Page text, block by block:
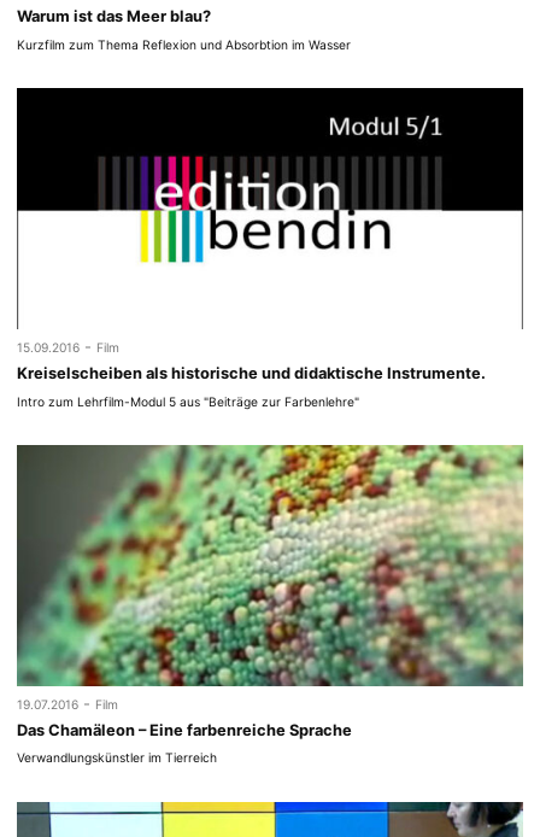
Warum ist das Meer blau?
Kurzfilm zum Thema Reflexion und Absorbtion im Wasser
15.09.2016 - Film
Kreiselscheiben als historische und didaktische Instrumente.
Intro zum Lehrfilm-Modul 5 aus "Beiträge zur Farbenlehre"
19.07.2016 - Film
Das Chamäleon – Eine farbenreiche Sprache
Verwandlungskünstler im Tierreich